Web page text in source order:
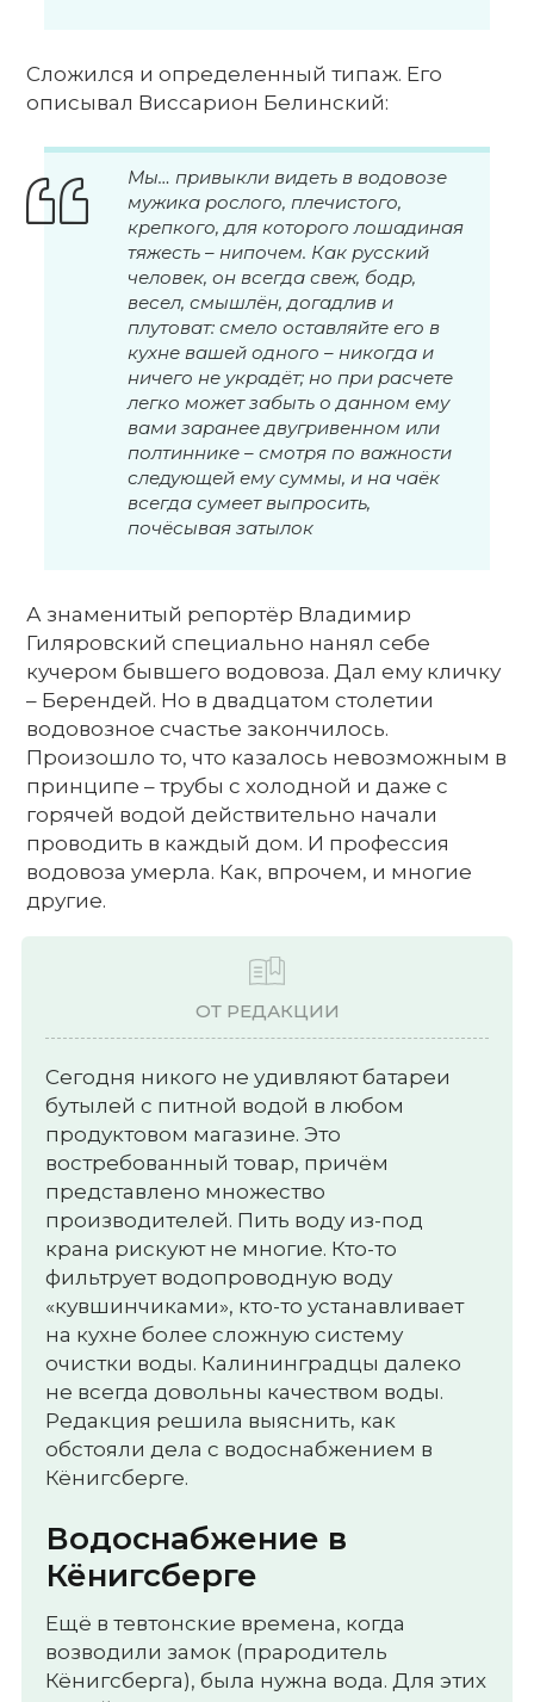
Сложился и определенный типаж. Его
описывал Виссарион Белинский:
Мы… привыкли видеть в водовозе
мужика рослого, плечистого,
крепкого, для которого лошадиная
тяжесть – нипочем. Как русский
человек, он всегда свеж, бодр,
весел, смышлён, догадлив и
плутоват: смело оставляйте его в
кухне вашей одного – никогда и
ничего не украдёт; но при расчете
легко может забыть о данном ему
вами заранее двугривенном или
полтиннике – смотря по важности
следующей ему суммы, и на чаёк
всегда сумеет выпросить,
почёсывая затылок
А знаменитый репортёр Владимир
Гиляровский специально нанял себе
кучером бывшего водовоза. Дал ему кличку
– Берендей. Но в двадцатом столетии
водовозное счастье закончилось.
Произошло то, что казалось невозможным в
принципе – трубы с холодной и даже с
горячей водой действительно начали
проводить в каждый дом. И профессия
водовоза умерла. Как, впрочем, и многие
другие.
ОТ РЕДАКЦИИ
Сегодня никого не удивляют батареи
бутылей с питной водой в любом
продуктовом магазине. Это
востребованный товар, причём
представлено множество
производителей. Пить воду из-под
крана рискуют не многие. Кто-то
фильтрует водопроводную воду
«кувшинчиками», кто-то устанавливает
на кухне более сложную систему
очистки воды. Калининградцы далеко
не всегда довольны качеством воды.
Редакция решила выяснить, как
обстояли дела с водоснабжением в
Кёнигсберге.
Водоснабжение в
Кёнигсберге
Ещё в тевтонские времена, когда
возводили замок (прародитель
Кёнигсберга), была нужна вода. Для этих